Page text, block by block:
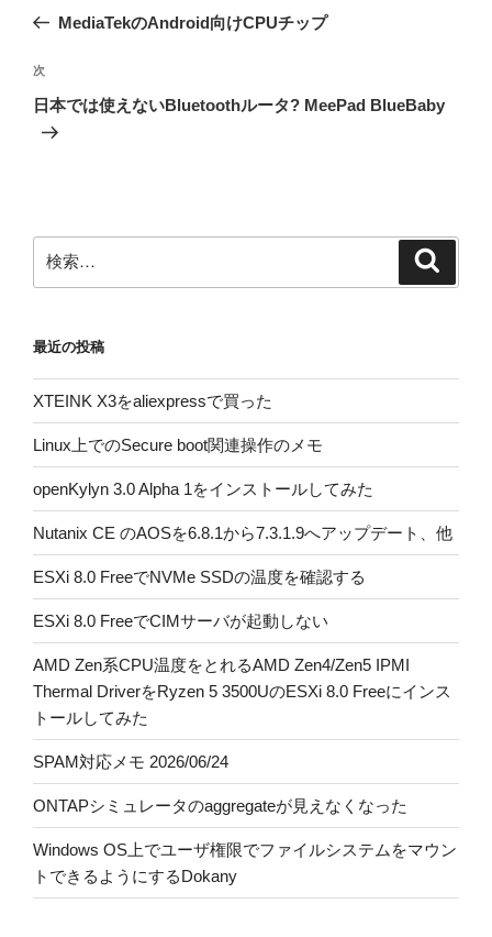
ビ
ゲ
ー
の
稿
MediaTekのAndroid向けCPUチップ
次
の
次
日本では使えないBluetoothルータ? MeePad BlueBaby
索:
最近の投稿
XTEINK X3をaliexpressで買った
Linux上でのSecure boot関連操作のメモ
openKylyn 3.0 Alpha 1をインストールしてみた
Nutanix CE のAOSを6.8.1から7.3.1.9へアップデート、他
ESXi 8.0 FreeでNVMe SSDの温度を確認する
ESXi 8.0 FreeでCIMサーバが起動しない
AMD Zen系CPU温度をとれるAMD Zen4/Zen5 IPMI
Thermal DriverをRyzen 5 3500UのESXi 8.0 Freeにインス
トールしてみた
SPAM対応メモ 2026/06/24
ONTAPシミュレータのaggregateが見えなくなった
Windows OS上でユーザ権限でファイルシステムをマウン
トできるようにするDokany